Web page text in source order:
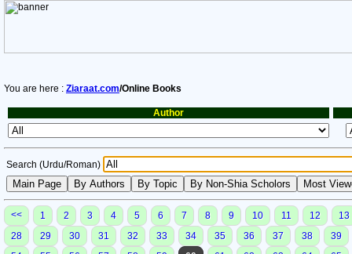
You are here : Ziaraat.com/Online Books
Author
Search (Urdu/Roman)
<< 1 2 3 4 5 6 7 8 9 10 11 12
13
28
29 30 31 32 33 34 35 36 37 38
39